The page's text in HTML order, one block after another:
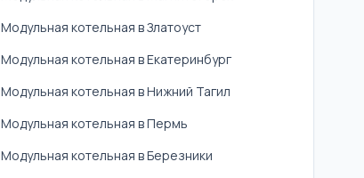
Модульная котельная в Златоуст
Модульная котельная в Екатеринбург
Модульная котельная в Нижний Тагил
Модульная котельная в Пермь
Модульная котельная в Березники